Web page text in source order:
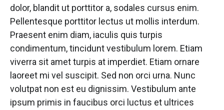
dolor, blandit ut porttitor a, sodales cursus enim.
Pellentesque porttitor lectus ut mollis interdum.
Praesent enim diam, iaculis quis turpis
condimentum, tincidunt vestibulum lorem. Etiam
viverra sit amet turpis at imperdiet. Etiam ornare
laoreet mi vel suscipit. Sed non orci urna. Nunc
volutpat non est eu dignissim. Vestibulum ante
ipsum primis in faucibus orci luctus et ultrices